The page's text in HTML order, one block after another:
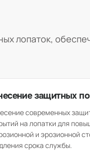
лопаток,
защитных
современных
на лопатки для
и эрозионной
срока службы.